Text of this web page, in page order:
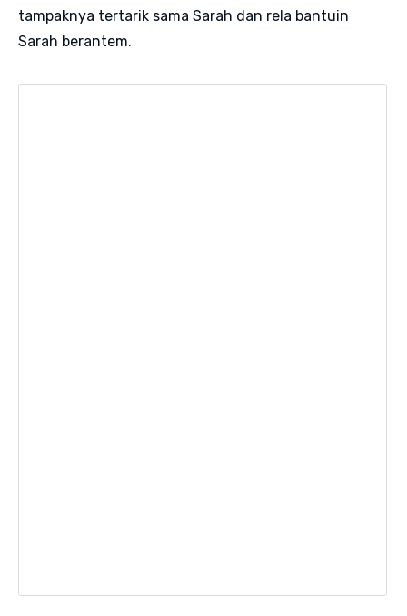
tampaknya tertarik sama Sarah dan rela bantuin
Sarah berantem.